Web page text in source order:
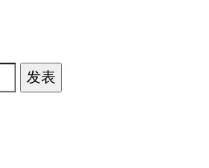
发表